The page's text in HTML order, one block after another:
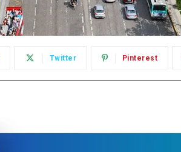
Twitter Pinterest